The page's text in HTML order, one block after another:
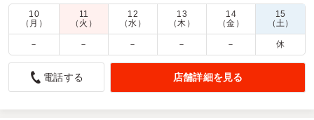
商品数： 締切日時： 5日前12:00 価格帯：
2,860円～6,200円
配達時間：
11:30～21:00
先方の記憶にも残り、印象も抜群弁当はコレ
5.0
10
（月）
11
（火）
12
（水）
13
（木）
14
（金）
15
（土）
－ － － － － 休
電話する 店舗詳細を見る